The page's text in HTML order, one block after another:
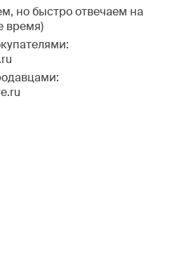
но быстро отвечаем на
время)